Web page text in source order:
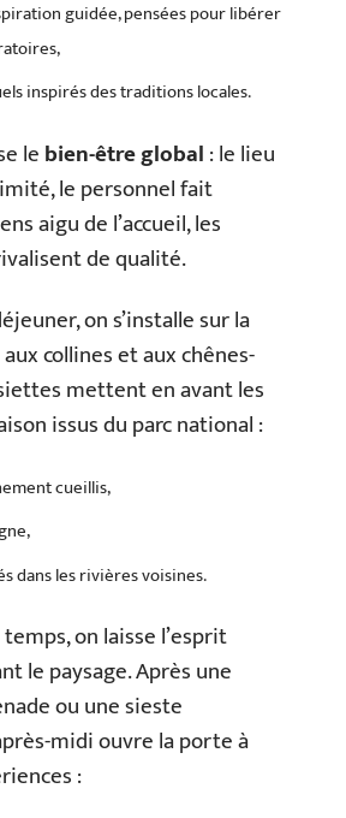
guidée, pensées pour libérer
inspirés des traditions locales.
lebien-être global: le lieu
le personnel fait
aigu de l’accueil, les
de qualité.
on s’installe sur la
collines et aux chênes-
mettent en avant les
issus du parc national :
cueillis,
dans les rivières voisines.
on laisse l’esprit
le paysage. Après une
ou une sieste
midi ouvre la porte à
: